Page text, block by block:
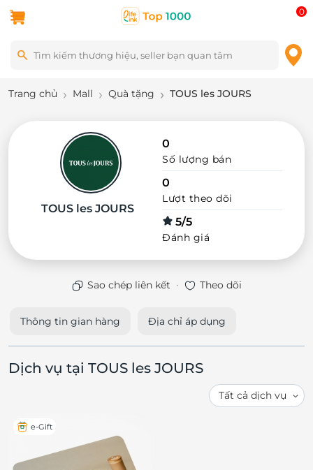
0
Trang chủ Mall Quà tặng TOUS les JOURS
TOUS les JOURS
0
Số lượng bán
0
Lượt theo dõi
5/5
Đánh giá
Sao chép liên kết · Theo dõi
Thông tin gian hàng Địa chỉ áp dụng
Dịch vụ tại TOUS les JOURS
e-Gift